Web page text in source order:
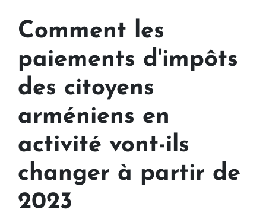
Comment les
paiements d'impôts
des citoyens
arméniens en
activité vont-ils
changer à partir de
2023